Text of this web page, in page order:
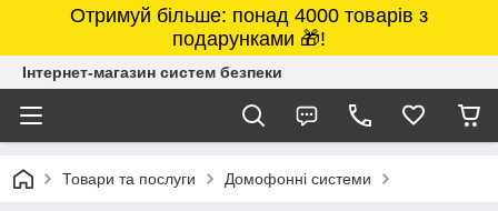
Отримуй більше: понад 4000 товарів з
подарунками 🎁!
Інтернет-магазин систем безпеки
Товари та послуги Домофонні системи